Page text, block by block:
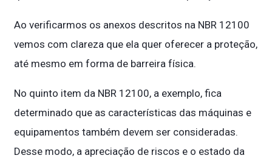
Ao verificarmos os anexos descritos na NBR 12100
vemos com clareza que ela quer oferecer a proteção,
até mesmo em forma de barreira física.
No quinto item da NBR 12100, a exemplo, fica
determinado que as características das máquinas e
equipamentos também devem ser consideradas.
Desse modo, a apreciação de riscos e o estado da